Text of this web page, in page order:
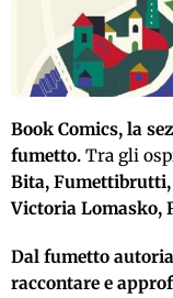
Book Comics, la
fumetto. Tra gli
Bita, Fumettibrutti,
Victoria Lomasko,
Dal fumetto
raccontare e